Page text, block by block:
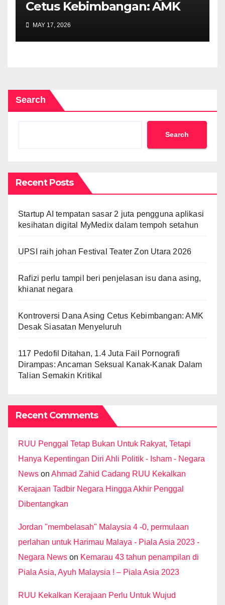
Cetus Kebimbangan: AMK
Desak Siasatan Menyeluruh
MAY 17, 2026
Search
Search
Recent Posts
Startup AI tempatan sasar 2 juta pengguna aplikasi
kesihatan digital MyMedix dalam tempoh setahun
UPSI raih johan Festival Teater Zon Utara 2026
Rafizi perlu tampil beri penjelasan isu dana asing,
khianat negara
Kontroversi Dana Asing Cetus Kebimbangan: AMK
Desak Siasatan Menyeluruh
117 Pedofil Ditahan, 1.4 Juta Fail Pornografi
Dirampas: Ancaman Seksual Kanak-Kanak Dalam
Talian Semakin Kritikal
Recent Comments
RUU Penggal Tetap Bukan Untuk Rakyat, Tetapi
Hanya Kepentingan Diri Ahli Politik - Isham - Negara
News on Ahmad Zahid Cadang RUU Kekalkan
Kerajaan Tadbir Negara Hingga Akhir Penggal
Dibentangkan
Jordan "membelasah" Malaysia 4 -0, permulaan
perlahan untuk Harimau Malaya - Piala Asia 2023 -
Negara News on Kemarau 43 tahun penampilan di
Piala Asia, Ayuh Malaysia ! – Piala Asia 2023
RUU Kekalkan Kerajaan Perlu Untuk Wujud